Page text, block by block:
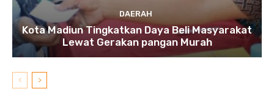
DAERAH
Kota Madiun Tingkatkan Daya Beli Masyarakat
Lewat Gerakan pangan Murah